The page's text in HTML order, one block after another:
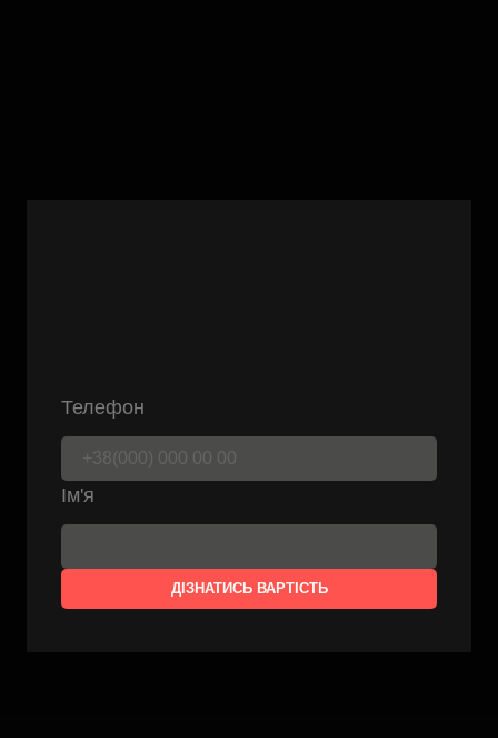
Телефон
Ім'я
ДІЗНАТИСЬ ВАРТІСТЬ